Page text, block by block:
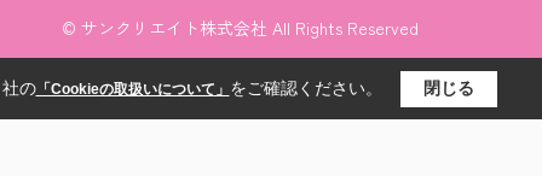
© サンクリエイト株式会社 All Rights Reserved
の「Cookieの取扱いについて」 をご確認ください。 閉じる